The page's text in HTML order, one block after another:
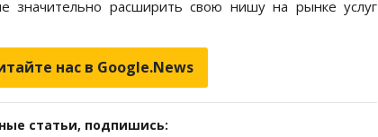
значительно расширить свою нишу на рынке услуг
нас в Google.News
статьи, подпишись: